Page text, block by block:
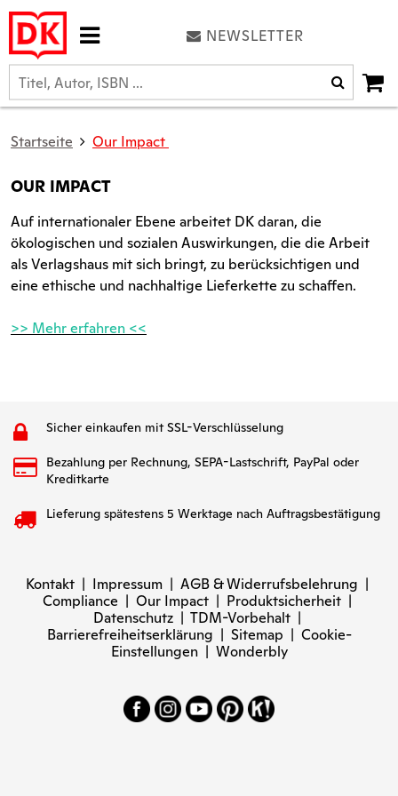
NEWSLETTER
Startseite Our Impact
OUR IMPACT
Auf internationaler Ebene arbeitet DK daran, die
ökologischen und sozialen Auswirkungen, die die Arbeit
als Verlagshaus mit sich bringt, zu berücksichtigen und
eine ethische und nachhaltige Lieferkette zu schaffen.
>> Mehr erfahren <<
Sicher einkaufen mit SSL-Verschlüsselung
Bezahlung per Rechnung, SEPA-Lastschrift, PayPal oder
Kreditkarte
Lieferung spätestens 5 Werktage nach Auftragsbestätigung
Kontakt | Impressum | AGB & Widerrufsbelehrung |
Compliance | Our Impact | Produktsicherheit |
Datenschutz | TDM-Vorbehalt |
Barrierefreiheitserklärung | Sitemap | Cookie-
Einstellungen| Wonderbly